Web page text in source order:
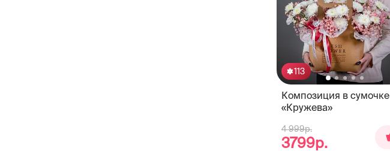
113
Композиция в сумочке
«Кружева»
4 999р.
3799р.